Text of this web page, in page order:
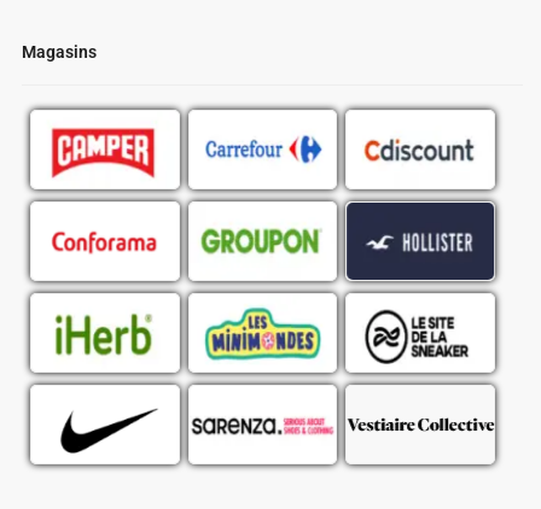
Magasins